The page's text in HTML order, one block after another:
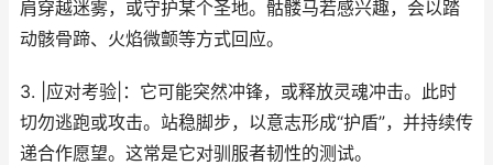
肩穿越迷雾，或守护某个圣地。骷髅马若感兴趣，会以踏
动骸骨蹄、火焰微颤等方式回应。
3. |应对考验|：它可能突然冲锋，或释放灵魂冲击。此时
切勿逃跑或攻击。站稳脚步，以意志形成“护盾”，并持续传
递合作愿望。这常是它对驯服者韧性的测试。